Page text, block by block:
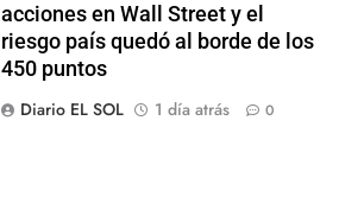
acciones en Wall Street y el
riesgo país quedó al borde de los
450 puntos
Diario EL SOL
1 día atrás 0